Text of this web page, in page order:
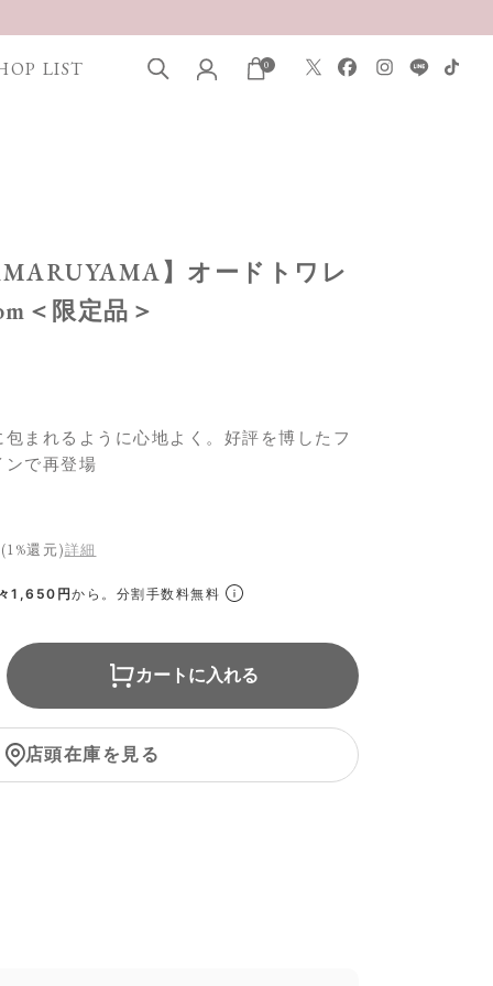
LIST 0
】オードトワレ
＜限定品＞
まれるように心地よく。好評を博したフ
で再登場
(1%還元)詳細
1,650円から。分割手数料無料
カートに入れる
店頭在庫を見る